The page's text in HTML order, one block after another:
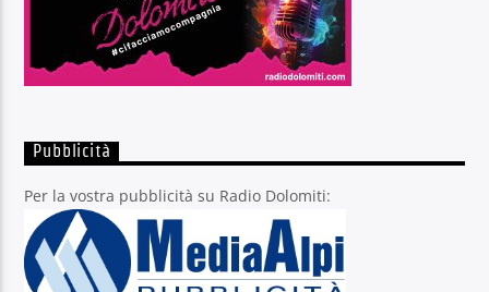
Pubblicità
Per la vostra pubblicità su Radio Dolomiti: